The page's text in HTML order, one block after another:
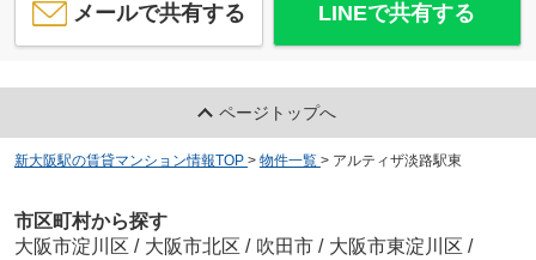
メールで共有する LINEで共有する
ページトップへ
新大阪駅の賃貸マンション情報TOP > 物件一覧 > アルティザ淡路駅東
市区町村から探す
大阪市淀川区 / 大阪市北区 / 吹田市 / 大阪市東淀川区 /